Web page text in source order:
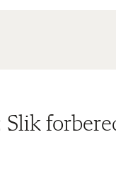
Slik